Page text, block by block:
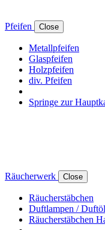
Pfeifen Close
Metallpfeifen
Glaspfeifen
Holzpfeifen
div. Pfeifen
Springe zur
Räucherwerk Close
Räucherstäbchen
Duftlampen /
Räucherstäbchen